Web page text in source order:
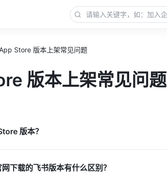
Store 版本上架常见问题
版本上架常见问题
版本？
下载的飞书版本有什么区别？